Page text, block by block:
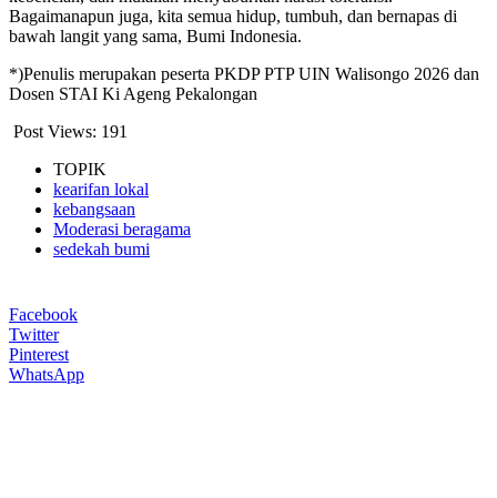
Bagaimanapun juga, kita semua hidup, tumbuh, dan bernapas di
bawah langit yang sama, Bumi Indonesia.
*)Penulis merupakan peserta PKDP PTP UIN Walisongo 2026 dan
Dosen STAI Ki Ageng Pekalongan
Post Views: 191
TOPIK
kearifan lokal
kebangsaan
Moderasi beragama
sedekah bumi
Facebook
Twitter
Pinterest
WhatsApp